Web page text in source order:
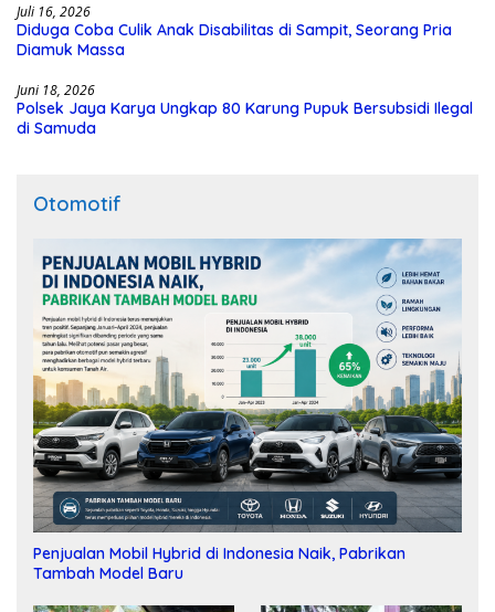
Juli 16, 2026
Diduga Coba Culik Anak Disabilitas di Sampit, Seorang Pria
Diamuk Massa
Juni 18, 2026
Polsek Jaya Karya Ungkap 80 Karung Pupuk Bersubsidi Ilegal
di Samuda
Otomotif
Penjualan Mobil Hybrid di Indonesia Naik, Pabrikan
Tambah Model Baru